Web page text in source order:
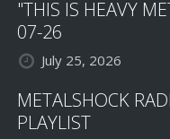
"THIS IS HEAVY
07-26
July 25, 2026
METALSHOCK
PLAYLIST